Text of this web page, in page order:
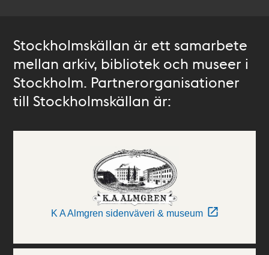
Stockholmskällan är ett samarbete
mellan arkiv, bibliotek och museer i
Stockholm. Partnerorganisationer
till Stockholmskällan är:
K A Almgren sidenväveri & museum